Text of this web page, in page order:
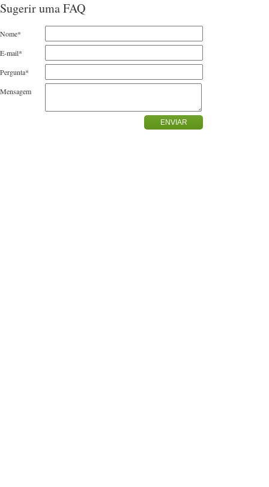
Sugerir uma FAQ
Nome*
E-mail*
Pergunta*
Mensagem